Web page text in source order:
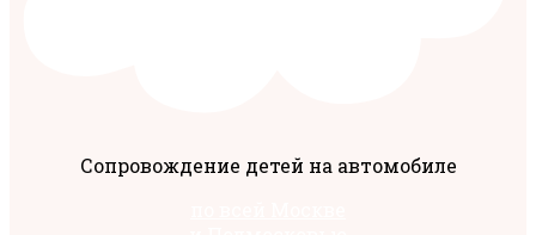
Сопровождение детей на автомобиле